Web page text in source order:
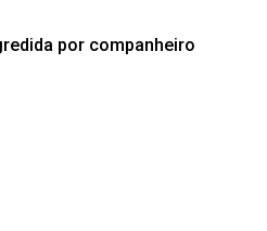
por companheiro